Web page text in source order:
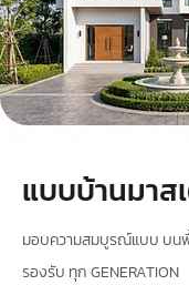
แบบบ้านมาส
มอบความสมบูรณ์แบบ บน
รองรับ ทุก GENERATION